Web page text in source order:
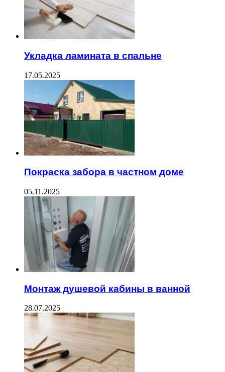
Укладка ламината в спальне
17.05.2025
Покраска забора в частном доме
05.11.2025
Монтаж душевой кабины в ванной
28.07.2025